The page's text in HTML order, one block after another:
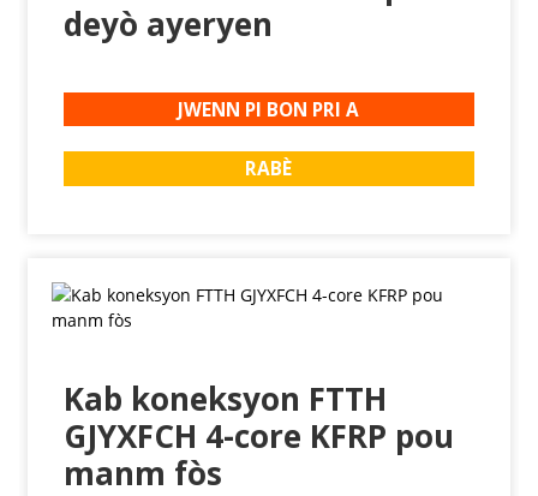
deyò ayeryen
JWENN PI BON PRI A
RABÈ
Kab koneksyon FTTH
GJYXFCH 4-core KFRP pou
manm fòs